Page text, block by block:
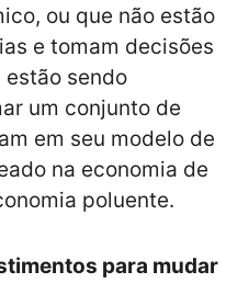
ou que não estão
e tomam decisões
estão sendo
um conjunto de
em seu modelo de
na economia de
poluente.
para mudar